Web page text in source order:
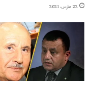
22 مارس، 2021